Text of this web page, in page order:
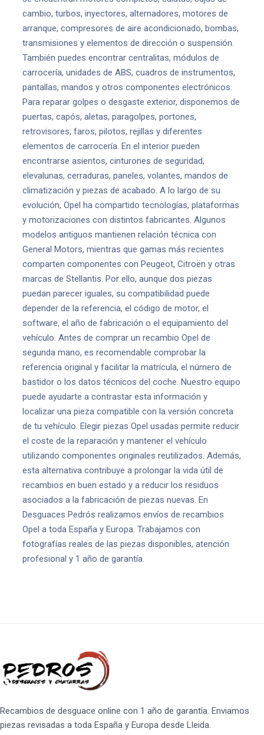
cambio, turbos, inyectores, alternadores, motores de
arranque, compresores de aire acondicionado, bombas,
transmisiones y elementos de dirección o suspensión.
También puedes encontrar centralitas, módulos de
carrocería, unidades de ABS, cuadros de instrumentos,
pantallas, mandos y otros componentes electrónicos.
Para reparar golpes o desgaste exterior, disponemos de
puertas, capós, aletas, paragolpes, portones,
retrovisores, faros, pilotos, rejillas y diferentes
elementos de carrocería. En el interior pueden
encontrarse asientos, cinturones de seguridad,
elevalunas, cerraduras, paneles, volantes, mandos de
climatización y piezas de acabado. A lo largo de su
evolución, Opel ha compartido tecnologías, plataformas
y motorizaciones con distintos fabricantes. Algunos
modelos antiguos mantienen relación técnica con
General Motors, mientras que gamas más recientes
comparten componentes con Peugeot, Citroën y otras
marcas de Stellantis. Por ello, aunque dos piezas
puedan parecer iguales, su compatibilidad puede
depender de la referencia, el código de motor, el
software, el año de fabricación o el equipamiento del
vehículo. Antes de comprar un recambio Opel de
segunda mano, es recomendable comprobar la
referencia original y facilitar la matrícula, el número de
bastidor o los datos técnicos del coche. Nuestro equipo
puede ayudarte a contrastar esta información y
localizar una pieza compatible con la versión concreta
de tu vehículo. Elegir piezas Opel usadas permite reducir
el coste de la reparación y mantener el vehículo
utilizando componentes originales reutilizados. Además,
esta alternativa contribuye a prolongar la vida útil de
recambios en buen estado y a reducir los residuos
asociados a la fabricación de piezas nuevas. En
Desguaces Pedrós realizamos envíos de recambios
Opel a toda España y Europa. Trabajamos con
fotografías reales de las piezas disponibles, atención
profesional y 1 año de garantía.
Recambios de desguace online con 1 año de garantía. Enviamos
piezas revisadas a toda España y Europa desde Lleida.